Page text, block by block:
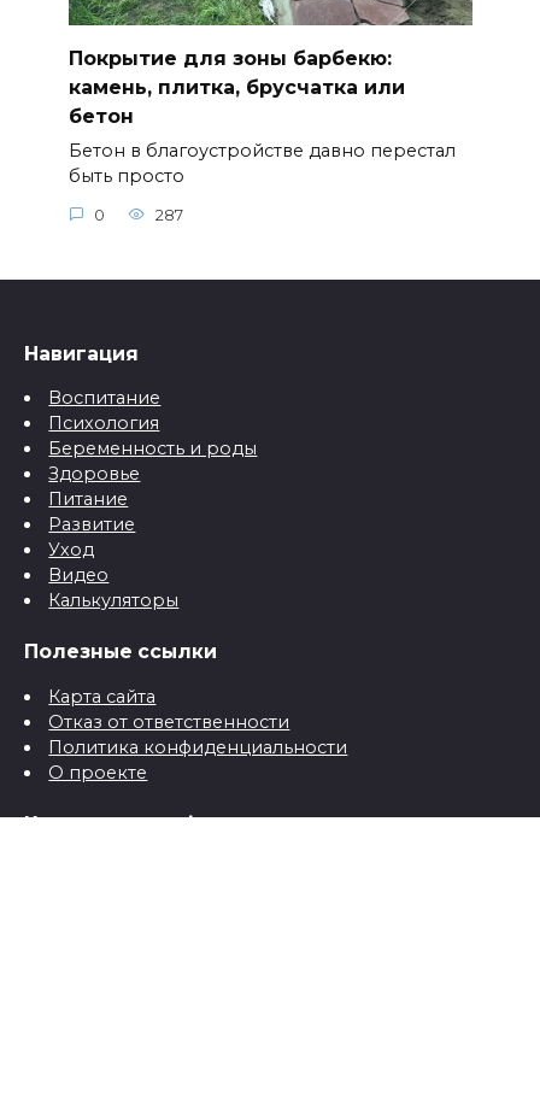
Покрытие для зоны барбекю:
камень, плитка, брусчатка или
бетон
Бетон в благоустройстве давно перестал
быть просто
0 287
Навигация
Воспитание
Психология
Беременность и роды
Здоровье
Питание
Развитие
Уход
Видео
Калькуляторы
Полезные ссылки
Карта сайта
Отказ от ответственности
Политика конфиденциальности
О проекте
Контактная информация